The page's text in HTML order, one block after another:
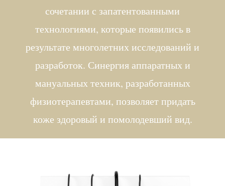
сочетании с запатентованными
технологиями, которые появились в
результате многолетних исследований и
разработок. Синергия аппаратных и
мануальных техник, разработанных
физиотерапевтами, позволяет придать
коже здоровый и помолодевший вид.